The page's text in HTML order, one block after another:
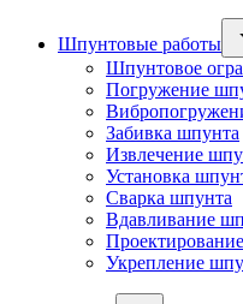
Шпунтовые работы
Шпунтовое
Погружение
Забивка шпунта
Извлечение
Установка
Сварка шпунта
Вдавливание
Укрепление